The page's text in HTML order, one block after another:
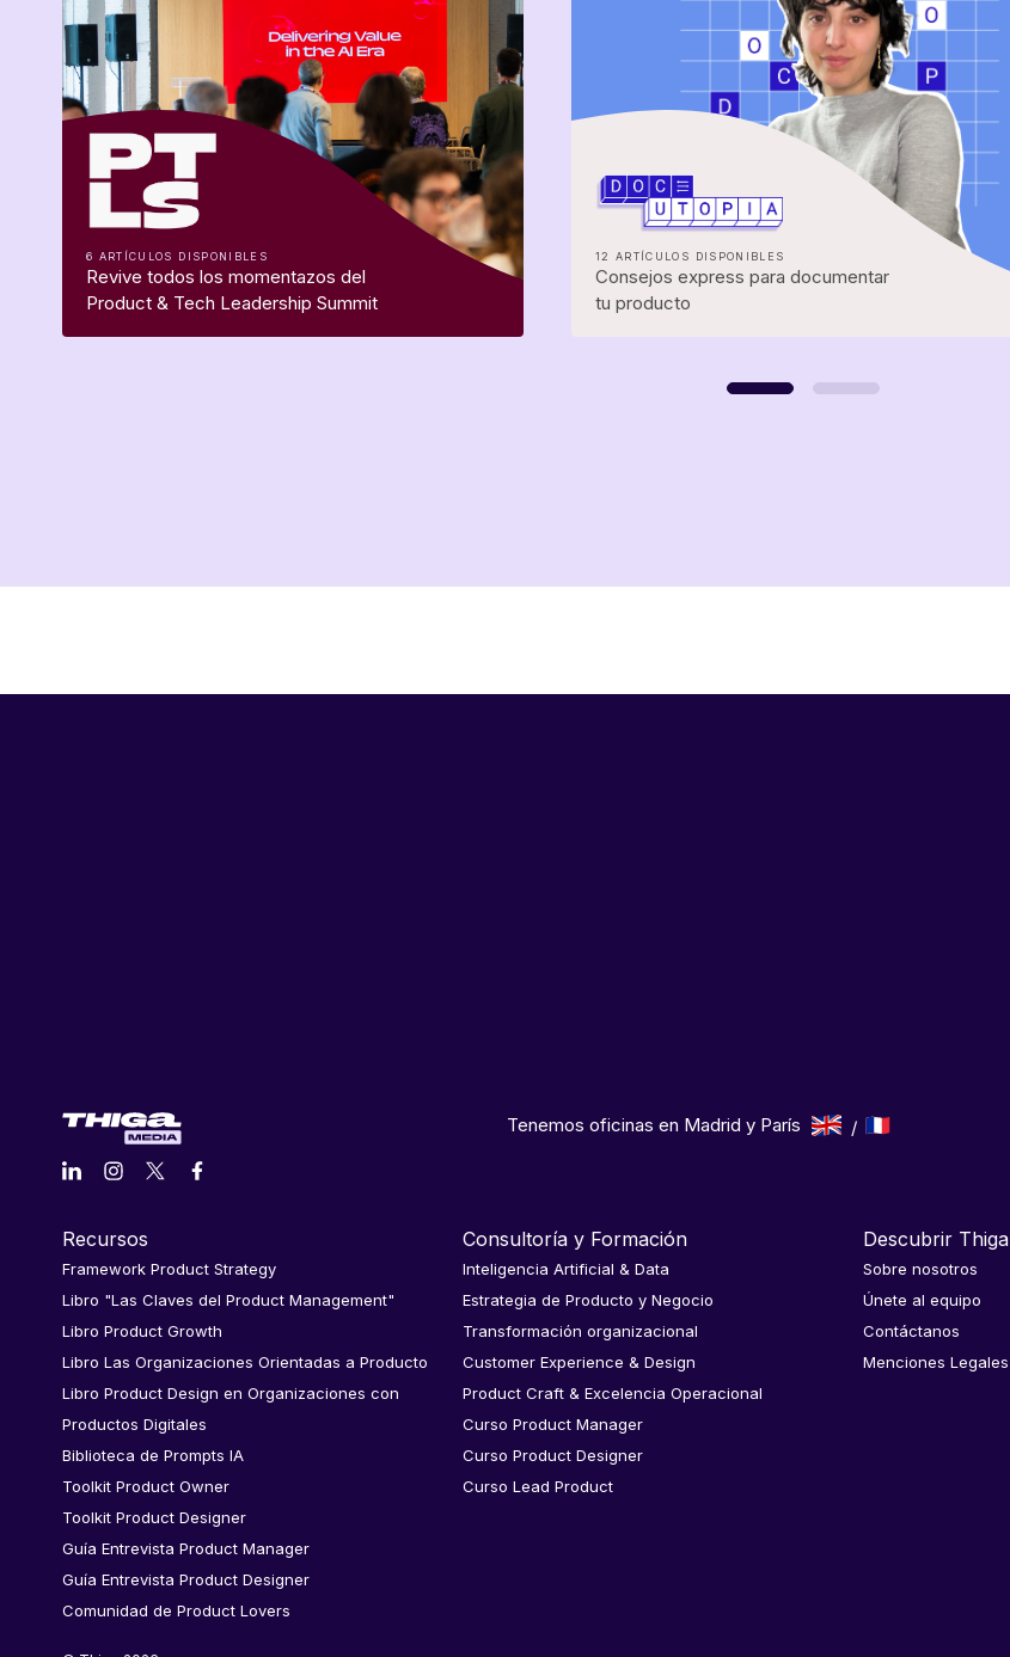
6 ARTÍCULOS DISPONIBLES
Revive todos los momentazos del
Product & Tech Leadership Summit
12 ARTÍCULOS DISPONIBLES
Consejos express para documentar
tu producto
Tenemos oficinas en Madrid y París
Recursos
Framework Product Strategy
Libro "Las Claves del Product Management"
Libro Product Growth
Libro Las Organizaciones Orientadas a Producto
Libro Product Design en Organizaciones con
Productos Digitales
Biblioteca de Prompts IA
Toolkit Product Owner
Toolkit Product Designer
Guía Entrevista Product Manager
Guía Entrevista Product Designer
Comunidad de Product Lovers
Consultoría y Formación
Inteligencia Artificial & Data
Estrategia de Producto y Negocio
Transformación organizacional
Customer Experience & Design
Product Craft & Excelencia Operacional
Curso Product Manager
Curso Product Designer
Curso Lead Product
Descubrir Thiga
Sobre nosotros
Únete al equipo
Contáctanos
Menciones Legales